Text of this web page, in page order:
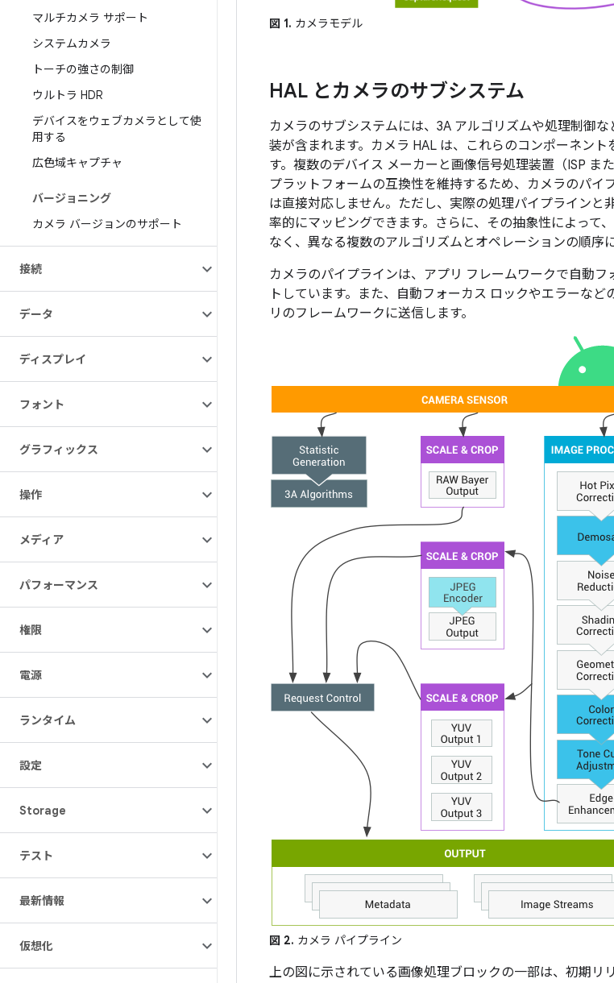
マルチカメラ サポート
システムカメラ
トーチの強さの制御
ウルトラ HDR
デバイスをウェブカメラとして使
用する
広色域キャプチャ
バージョニング
カメラ バージョンのサポート
接続
データ
ディスプレイ
フォント
グラフィックス
操作
メディア
パフォーマンス
権限
電源
ランタイム
設定
Storage
テスト
最新情報
仮想化
図 1. カメラモデル
HAL とカメラのサブシステム
カメラのサブシステムには、3A アルゴリズムや処理制御
装が含まれます。カメラ HAL は、これらのコンポーネン
す。複数のデバイス メーカーと画像信号処理装置（ISP ま
プラットフォームの互換性を維持するため、カメラのパイ
は直接対応しません。ただし、実際の処理パイプライン
率的にマッピングできます。さらに、その抽象性によって
なく、異なる複数のアルゴリズムとオペレーションの順序に
カメラのパイプラインは、アプリ フレームワークで自動
トしています。また、自動フォーカス ロックやエラーな
リのフレームワークに送信します。
図 2. カメラ パイプライン
上の図に示されている画像処理ブロックの一部は、初期リ